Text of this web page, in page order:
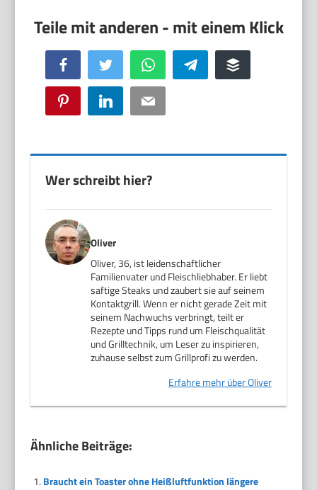
Facebook Twitter WhatsApp Telegram Buffer
Pinterest LinkedIn Email
Wer schreibt hier?
Oliver
Oliver, 36, ist leidenschaftlicher
Familienvater und Fleischliebhaber. Er liebt
saftige Steaks und zaubert sie auf seinem
Kontaktgrill. Wenn er nicht gerade Zeit mit
seinem Nachwuchs verbringt, teilt er
Rezepte und Tipps rund um Fleischqualität
und Grilltechnik, um Leser zu inspirieren,
zuhause selbst zum Grillprofi zu werden.
Erfahre mehr über Oliver
Ähnliche Beiträge:
Braucht ein Toaster ohne Heißluftfunktion längere